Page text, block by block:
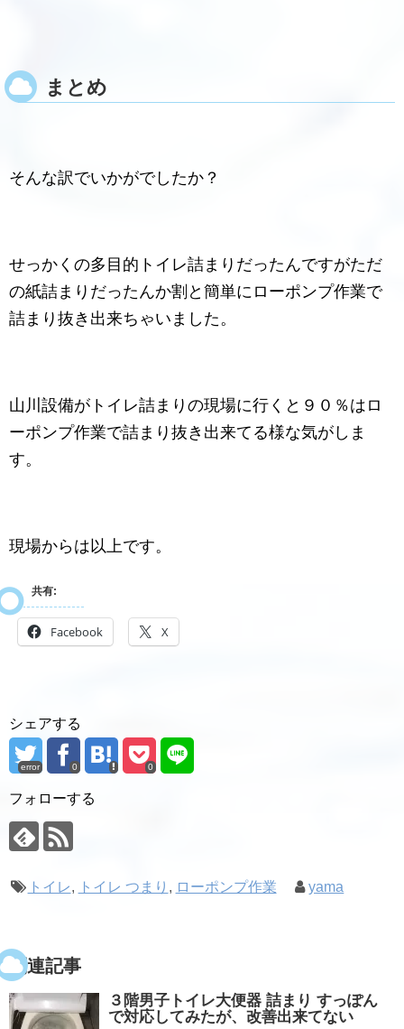
まとめ
そんな訳でいかがでしたか？
せっかくの多目的トイレ詰まりだったんですがただ
の紙詰まりだったんか割と簡単にローポンプ作業で
詰まり抜き出来ちゃいました。
山川設備がトイレ詰まりの現場に行くと９０％はロ
ーポンプ作業で詰まり抜き出来てる様な気がしま
す。
現場からは以上です。
共有:
Facebook X
シェアする
error 0 0
フォローする
トイレ, トイレ つまり , ローポンプ作業 yama
関連記事
３階男子トイレ大便器 詰まり すっぽん
で対応してみたが、改善出来てない